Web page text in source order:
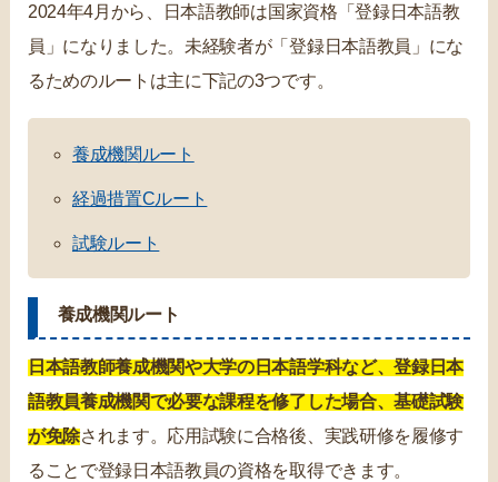
2024年4月から、日本語教師は国家資格「登録日本語教
員」になりました。未経験者が「登録日本語教員」にな
るためのルートは主に下記の3つです。
養成機関ルート
経過措置Cルート
試験ルート
養成機関ルート
日本語教師養成機関や大学の日本語学科など、登録日本
語教員養成機関で必要な課程を修了した場合、基礎試験
が免除されます。応用試験に合格後、実践研修を履修す
ることで登録日本語教員の資格を取得できます。